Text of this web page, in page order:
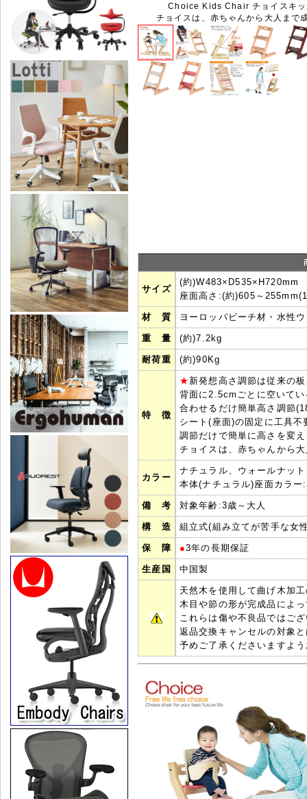
Choice Kids Chair チョイスキッ
チョイスは、赤ちゃんから大人まで
サイズ
(約)W483×D535×H720mm
座面高さ:(約)605～
材 質 ヨーロッパビーチ材・水性
重 量 (約)7.2kg
耐荷重 (約)90Kg
特 徴
★ 新発想高さ調節は従来の
背面に2.5cmごとに空いて
合わせるだけ簡単高さ調節
シート(座面)の固定に工具不
調節だけで簡単に高さを変
チョイスは、赤ちゃんから
カラー
ナチュラル、ウォールナッ
本体(ナチュラル)座面カラ
備 考 対象年齢:3歳～大人
構 造 組立式(組み立てが苦手な女
保 障 ●3年の長期保証
生産国 中国製
天然木を使用して曲げ木加
木目や節の形が完成品によ
これらは傷や不良品ではご
返品交換キャンセルの対象
予めご了承くださいますよ